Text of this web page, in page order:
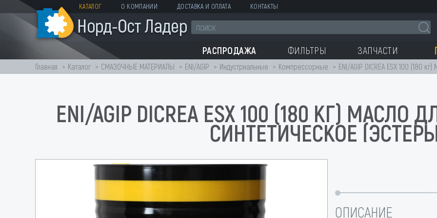
КАТАЛОГ О КОМПАНИИ ДОСТАВКА И ОПЛАТА КОНТАКТЫ
РАСПРОДАЖА ФИЛЬТРЫ ЗАПЧАСТИ
Главная Каталог СМАЗОЧНЫЕ МАТЕРИАЛЫ ENI/AGIP Индустриальные Компрессорные ENI/AGIP DICREA ESX 100 (180
ENI/AGIP DICREA ESX 100 (180 КГ)
СИНТЕТИЧЕСКОЕ
ОПИСАНИЕ